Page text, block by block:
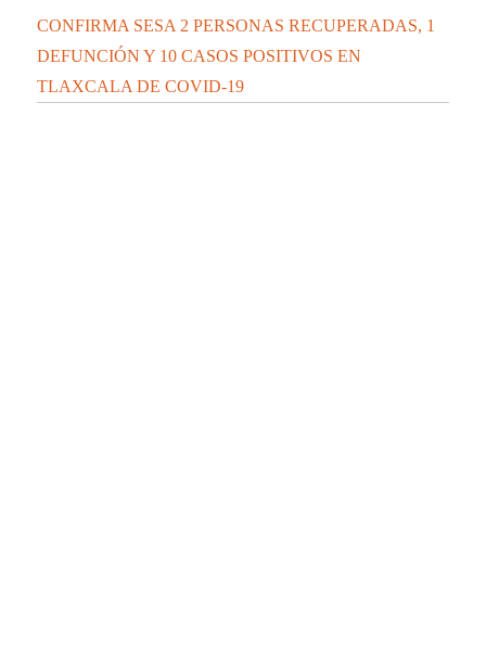
CONFIRMA SESA 2 PERSONAS RECUPERADAS, 1
DEFUNCIÓN Y 10 CASOS POSITIVOS EN
TLAXCALA DE COVID-19